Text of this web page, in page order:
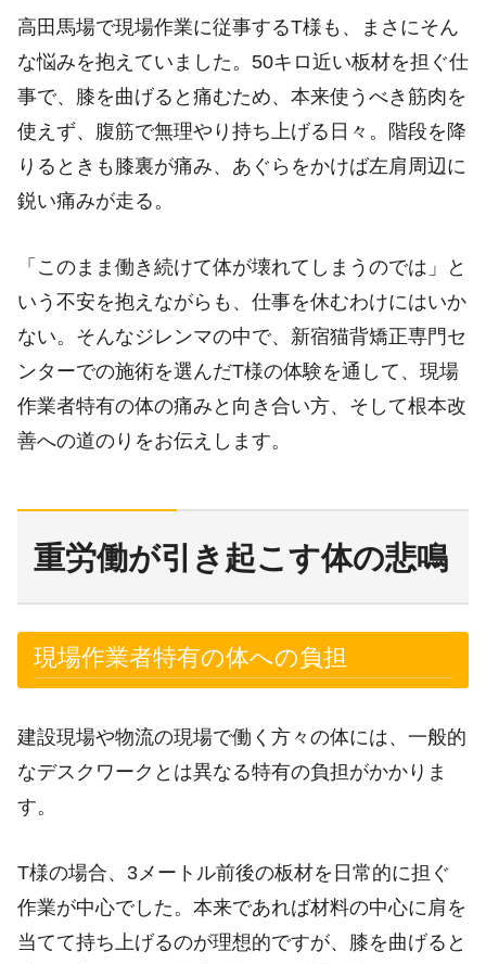
高田馬場で現場作業に従事するT様も、まさにそん
な悩みを抱えていました。50キロ近い板材を担ぐ仕
事で、膝を曲げると痛むため、本来使うべき筋肉を
使えず、腹筋で無理やり持ち上げる日々。階段を降
りるときも膝裏が痛み、あぐらをかけば左肩周辺に
鋭い痛みが走る。
「このまま働き続けて体が壊れてしまうのでは」と
いう不安を抱えながらも、仕事を休むわけにはいか
ない。そんなジレンマの中で、新宿猫背矯正専門セ
ンターでの施術を選んだT様の体験を通して、現場
作業者特有の体の痛みと向き合い方、そして根本改
善への道のりをお伝えします。
重労働が引き起こす体の悲鳴
現場作業者特有の体への負担
建設現場や物流の現場で働く方々の体には、一般的
なデスクワークとは異なる特有の負担がかかりま
す。
T様の場合、3メートル前後の板材を日常的に担ぐ
作業が中心でした。本来であれば材料の中心に肩を
当てて持ち上げるのが理想的ですが、膝を曲げると